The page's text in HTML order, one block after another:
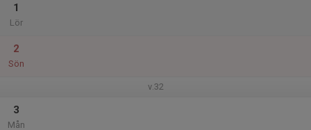
1
Lör
2
Sön
v.32
3
Mån